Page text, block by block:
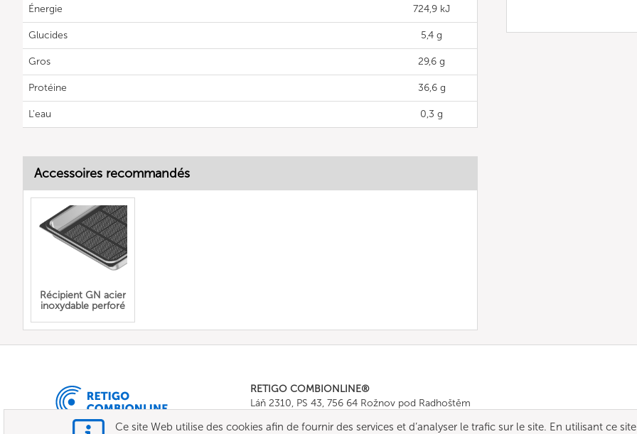
Énergie 724,9 kJ
Glucides 5,4 g
Gros 29,6 g
Protéine 36,6 g
L'eau 0,3 g
Accessoires recommandés
Récipient GN acier
inoxydable perforé
RETIGO COMBIONLINE®
Láň 2310, PS 43, 756 64 Rožnov pod Radhoštěm
E-mail: info@combionline.com
Ce site Web utilise des cookies afin de fournir des services et d’analyser le trafic sur le site. En utilisant ce site